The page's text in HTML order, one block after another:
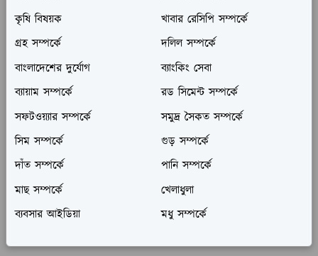
কৃষি বিষয়ক
খাবার রেসিপি সম্পর্কে
গ্রহ সম্পর্কে
দলিল সম্পর্কে
বাংলাদেশের দুর্যোগ
ব্যাংকিং সেবা
ব্যায়াম সম্পর্কে
রড সিমেন্ট সম্পর্কে
সফটওয়্যার সম্পর্কে
সমুদ্র সৈকত সম্পর্কে
সিম সম্পর্কে
গুড় সম্পর্কে
দাঁত সম্পর্কে
পানি সম্পর্কে
মাছ সম্পর্কে
খেলাধুলা
ব্যবসার আইডিয়া
মধু সম্পর্কে